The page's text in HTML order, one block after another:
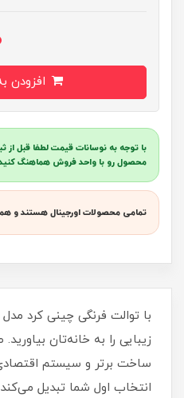
با توجه به نوسانات قیمت لطفا قبل
محصول رو با واحد فروش هماهنگ
تمامی محصولات اورجینال هستند و
با توالت فرنگی چینی کرد
زیبایی را به خانه‌تان
ساخت برتر و سیستم
انتخاب اول شما تبدیل